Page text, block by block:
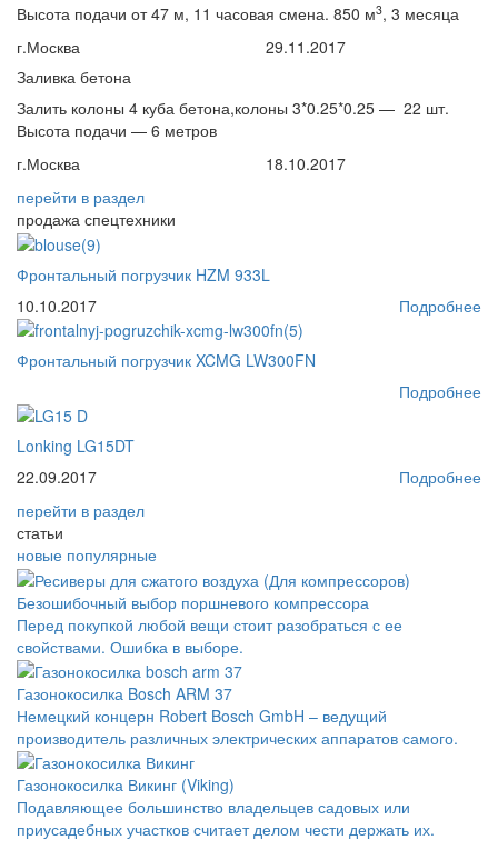
Высота подачи от 47 м, 11 часовая смена. 850 м3, 3 месяца
г.Москва
29.11.2017
Заливка бетона
Залить колоны 4 куба бетона,колоны 3*0.25*0.25 — 22 шт.
Высота подачи — 6 метров
г.Москва
18.10.2017
перейти в раздел
продажа спецтехники
Фронтальный погрузчик HZM 933L
10.10.2017
Подробнее
Фронтальный погрузчик XCMG LW300FN
Подробнее
Lonking LG15DT
22.09.2017
Подробнее
перейти в раздел
статьи
новые популярные
Безошибочный выбор поршневого компрессора
Перед покупкой любой вещи стоит разобраться с ее
свойствами. Ошибка в выборе.
Газонокосилка Bosch ARM 37
Немецкий концерн Robert Bosch GmbH – ведущий
производитель различных электрических аппаратов самого.
Газонокосилка Викинг (Viking)
Подавляющее большинство владельцев садовых или
приусадебных участков считает делом чести держать их.